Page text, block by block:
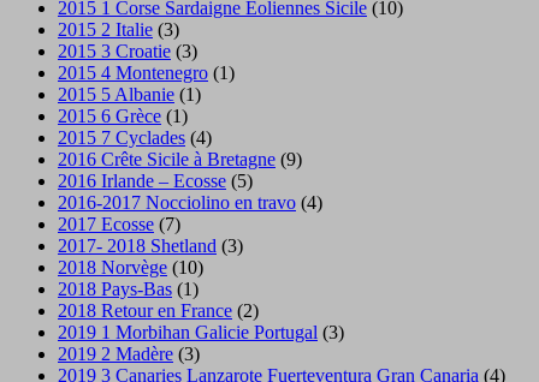
2015 1 Corse Sardaigne Eoliennes Sicile (10)
2015 2 Italie (3)
2015 3 Croatie (3)
2015 4 Montenegro (1)
2015 5 Albanie (1)
2015 6 Grèce (1)
2015 7 Cyclades (4)
2016 Crête Sicile à Bretagne (9)
2016 Irlande – Ecosse (5)
2016-2017 Nocciolino en travo (4)
2017 Ecosse (7)
2017- 2018 Shetland (3)
2018 Norvège (10)
2018 Pays-Bas (1)
2018 Retour en France (2)
2019 1 Morbihan Galicie Portugal (3)
2019 2 Madère (3)
2019 3 Canaries Lanzarote Fuerteventura Gran Canaria (4)